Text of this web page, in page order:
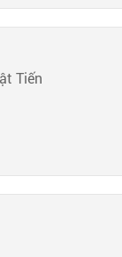
Tiến